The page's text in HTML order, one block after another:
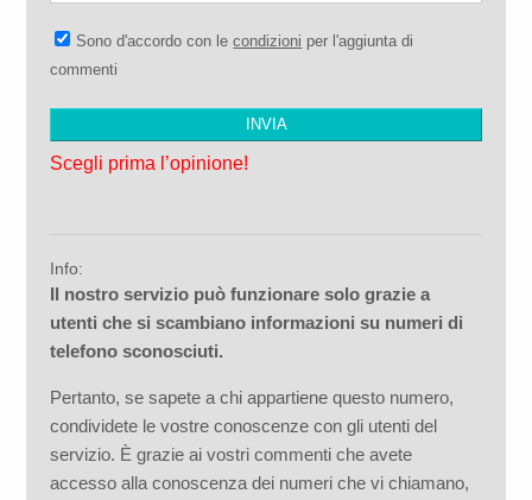
Sono d'accordo con lecondizioni per l'aggiunta di
commenti
Scegli prima l’opinione!
Info:
Il nostro servizio può funzionare solo grazie a
utenti che si scambiano informazioni su numeri di
telefono sconosciuti.
Pertanto, se sapete a chi appartiene questo numero,
condividete le vostre conoscenze con gli utenti del
servizio. È grazie ai vostri commenti che avete
accesso alla conoscenza dei numeri che vi chiamano,